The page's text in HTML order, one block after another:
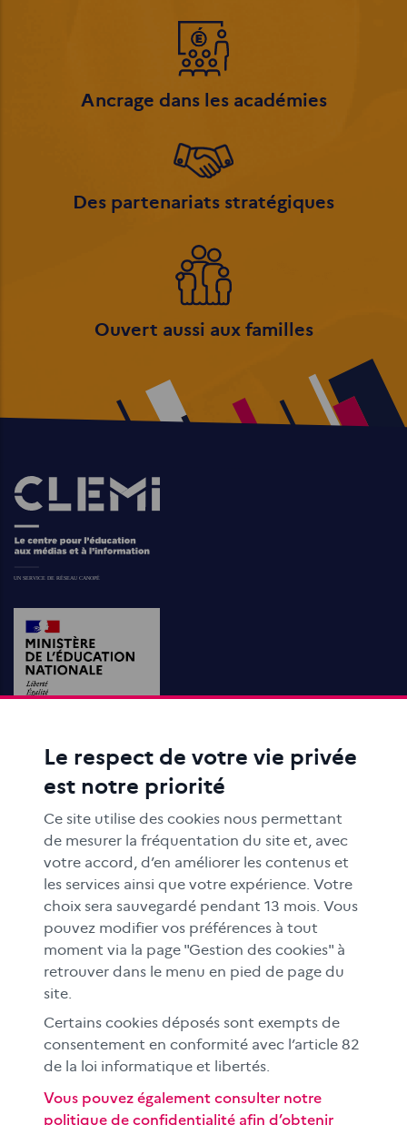
Ancrage dans les académies
Des partenariats stratégiques
Ouvert aussi aux familles
Images
ACTIONS ÉDUCATIVES
FORMATION
RESSOURCES
MÉDIAS SCOLAIRES
FAMILLES
Le CLEMI
En académies
À l'international
CLEMI sup
Espace presse
Si vous souhaitez vous abonner gratuitement à la lettre
Le respect de votre vie privée
est notre priorité
Ce site utilise des cookies nous permettant
de mesurer la fréquentation du site et, avec
votre accord, d’en améliorer les contenus et
les services ainsi que votre expérience. Votre
choix sera sauvegardé pendant 13 mois. Vous
pouvez modifier vos préférences à tout
moment via la page "Gestion des cookies" à
retrouver dans le menu en pied de page du
site.
Certains cookies déposés sont exempts de
consentement en conformité avec l’article 82
de la loi informatique et libertés.
Vous pouvez également consulter notre
politique de confidentialité afin d’obtenir